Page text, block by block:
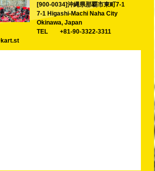
Tokyo Akihabara#1
Tokyo Shibuya
[900-0034]沖縄県那覇市東町7-1
7-1 Higashi-Machi Naha City
Okinawa, Japan
TEL
+81-90-3322-3311